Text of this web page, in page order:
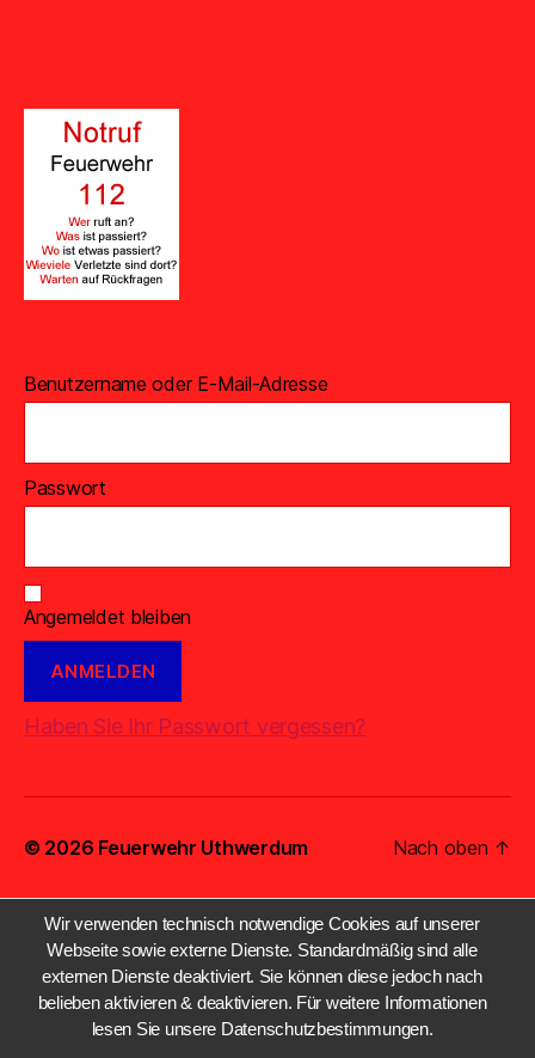
Benutzername oder E-Mail-Adresse
Passwort
Angemeldet bleiben
Haben Sie Ihr Passwort vergessen?
© 2026 Feuerwehr Uthwerdum Nach oben ↑
Wir verwenden technisch notwendige Cookies auf unserer
Webseite sowie externe Dienste. Standardmäßig sind alle
externen Dienste deaktiviert. Sie können diese jedoch nach
belieben aktivieren & deaktivieren. Für weitere Informationen
lesen Sie unsere Datenschutzbestimmungen.